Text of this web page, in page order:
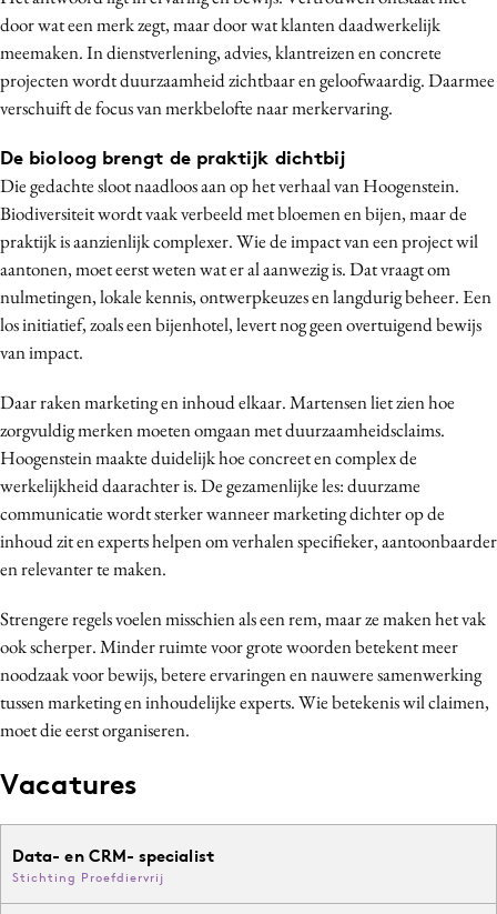
door wat een merk zegt, maar door wat klanten daadwerkelijk
meemaken. In dienstverlening, advies, klantreizen en concrete
projecten wordt duurzaamheid zichtbaar en geloofwaardig. Daarmee
verschuift de focus van merkbelofte naar merkervaring.
De bioloog brengt de praktijk dichtbij
Die gedachte sloot naadloos aan op het verhaal van Hoogenstein.
Biodiversiteit wordt vaak verbeeld met bloemen en bijen, maar de
praktijk is aanzienlijk complexer. Wie de impact van een project wil
aantonen, moet eerst weten wat er al aanwezig is. Dat vraagt om
nulmetingen, lokale kennis, ontwerpkeuzes en langdurig beheer. Een
los initiatief, zoals een bijenhotel, levert nog geen overtuigend bewijs
van impact.
Daar raken marketing en inhoud elkaar. Martensen liet zien hoe
zorgvuldig merken moeten omgaan met duurzaamheidsclaims.
Hoogenstein maakte duidelijk hoe concreet en complex de
werkelijkheid daarachter is. De gezamenlijke les: duurzame
communicatie wordt sterker wanneer marketing dichter op de
inhoud zit en experts helpen om verhalen specifieker, aantoonbaarder
en relevanter te maken.
Strengere regels voelen misschien als een rem, maar ze maken het vak
ook scherper. Minder ruimte voor grote woorden betekent meer
noodzaak voor bewijs, betere ervaringen en nauwere samenwerking
tussen marketing en inhoudelijke experts. Wie betekenis wil claimen,
moet die eerst organiseren.
Vacatures
Data- en CRM- specialist
Stichting Proefdiervrij